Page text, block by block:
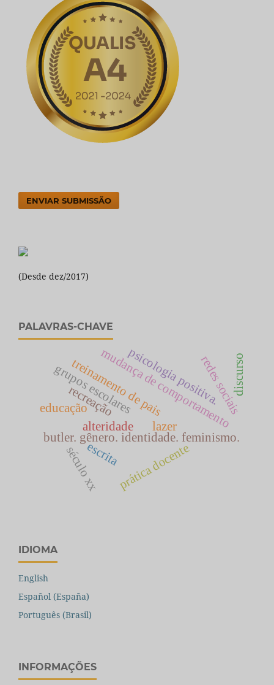
ENVIAR SUBMISSÃO
(Desde dez/2017)
PALAVRAS-CHAVE
butler. gênero. identidade. feminismo.
mudança de comportamento
treinamento de pais
escritaprática docente
século xx
grupos escolares
lazer
recreação psicologia positiva.redes sociais
discurso
alteridade
educação
IDIOMA
English
Español (España)
Português (Brasil)
INFORMAÇÕES